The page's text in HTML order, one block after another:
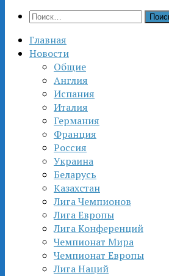
Найти:
Главная
Новости
Общие
Англия
Испания
Италия
Германия
Франция
Россия
Украина
Беларусь
Казахстан
Лига Чемпионов
Лига Европы
Лига Конференций
Чемпионат Мира
Чемпионат Европы
Лига Наций